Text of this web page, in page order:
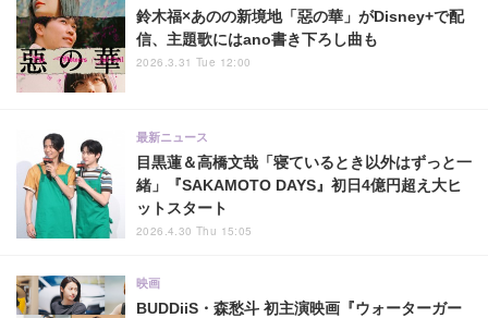
鈴木福×あのの新境地「惡の華」がDisney+で配
信、主題歌にはano書き下ろし曲も
2026.3.31 Tue 12:00
目黒蓮＆高橋文哉「寝ているとき以外はずっと一
緒」『SAKAMOTO DAYS』初日4億円超え大ヒ
ットスタート
最新ニュース
2026.4.30 Thu 15:05
BUDDiiS・森愁斗 初主演映画『ウォーターガー
映画